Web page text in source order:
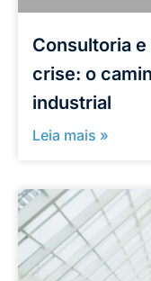
Consultoria
crise: o
industrial
Leia mais »